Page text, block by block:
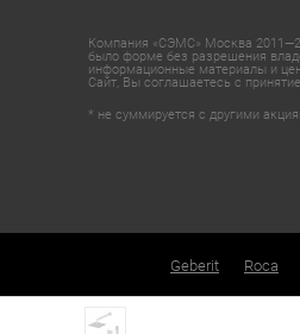
Компания «СЭМС» Москва
было форме без разрешения
информационные материалы и
Сайт, Вы соглашаетесь с
* не суммируется с другими
Geberit Roca